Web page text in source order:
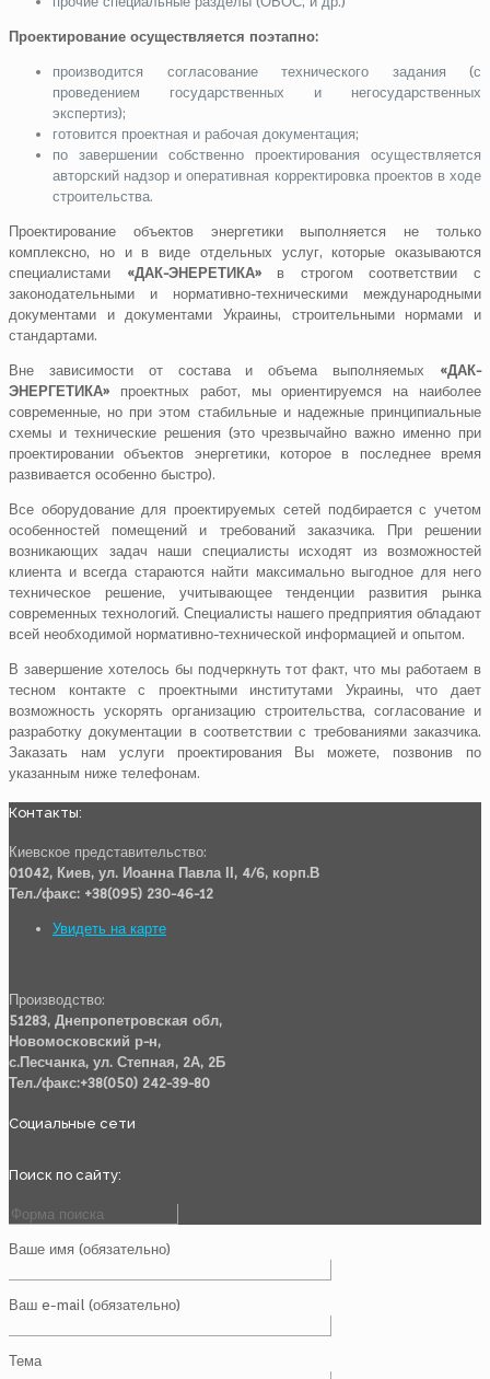
Проектирование осуществляется поэтапно:
производится согласование технического задания (с
проведением государственных и негосударственных
экспертиз);
готовится проектная и рабочая документация;
по завершении собственно проектирования осуществляется
авторский надзор и оперативная корректировка проектов в ходе
строительства.
Проектирование объектов энергетики выполняется не только
комплексно, но и в виде отдельных услуг, которые оказываются
специалистами «ДАК-ЭНЕРЕТИКА»в строгом соответствии с
законодательными и нормативно-техническими международными
документами и документами Украины, строительными нормами и
стандартами.
Вне зависимости от состава и объема выполняемых «ДАК-
ЭНЕРГЕТИКА» проектных работ, мы ориентируемся на наиболее
современные, но при этом стабильные и надежные принципиальные
схемы и технические решения (это чрезвычайно важно именно при
проектировании объектов энергетики, которое в последнее время
развивается особенно быстро).
Все оборудование для проектируемых сетей подбирается с учетом
особенностей помещений и требований заказчика. При решении
возникающих задач наши специалисты исходят из возможностей
клиента и всегда стараются найти максимально выгодное для него
техническое решение, учитывающее тенденции развития рынка
современных технологий. Специалисты нашего предприятия обладают
всей необходимой нормативно-технической информацией и опытом.
В завершение хотелось бы подчеркнуть тот факт, что мы работаем в
тесном контакте с проектными институтами Украины, что дает
возможность ускорять организацию строительства, согласование и
разработку документации в соответствии с требованиями заказчика.
Заказать нам услуги проектирования Вы можете, позвонив по
указанным ниже телефонам.
Контакты:
Киевское представительство:
01042, Киев, ул. Иоанна Павла ІІ, 4/6, корп.В
Тел./факс: +38(095) 230-46-12
Увидеть на карте
Производство:
51283, Днепропетровская обл,
Новомосковский р-н,
с.Песчанка, ул. Степная, 2А, 2Б
Тел./факс:+38(050) 242-39-80
Социальные сети
Поиск по сайту:
Ваше имя (обязательно)
Ваш e-mail (обязательно)
Тема